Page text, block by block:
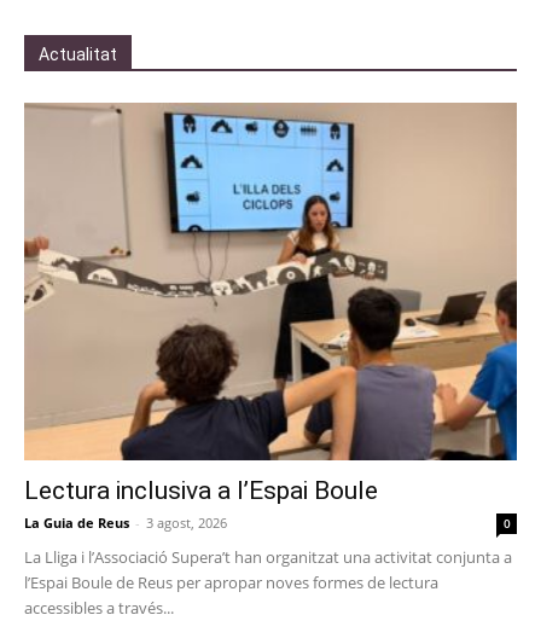
Actualitat
Lectura inclusiva a l’Espai Boule
La Guia de Reus - 3 agost, 2026 0
La Lliga i l’Associació Supera’t han organitzat una activitat conjunta a
l’Espai Boule de Reus per apropar noves formes de lectura
accessibles a través...